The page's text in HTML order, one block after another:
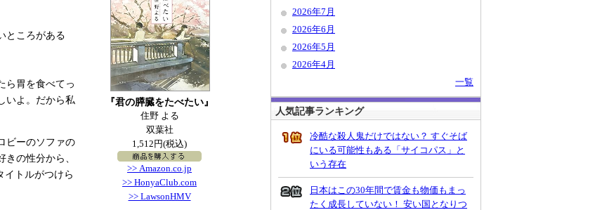
『君の膵臓をたべたい』
住野 よる
双葉社
1,512円(税込)
>> Amazon.co.jp
>> HonyaClub.com
>> LawsonHMV
ところがある
ら胃を食べてっ
いよ。だから私
ビーのソファの
の性分から、
イトルがつけら
2026年7月
2026年6月
2026年5月
2026年4月
一覧
人気記事ランキング
冷酷な殺人鬼だけではない？ すぐそば
にいる可能性もある「サイコパス」と
いう存在
日本はこの30年間で賃金も物価もまっ
たく成長していない！ 安い国となりつ